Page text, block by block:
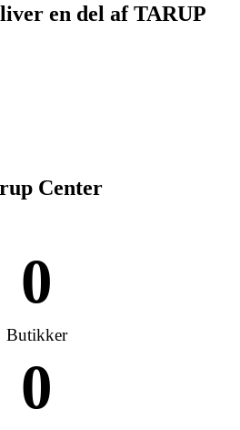
en del af TARUP
Center
Butikker
0
0